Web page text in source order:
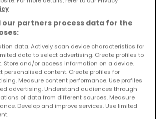
our partners process data for the
data. Actively scan device characteristics for
data to select advertising. Create profiles to
Store and/or access information on a device.
personalised content. Create profiles for
Measure content performance. Use profiles
advertising. Understand audiences through
of data from different sources. Measure
Develop and improve services. Use limited